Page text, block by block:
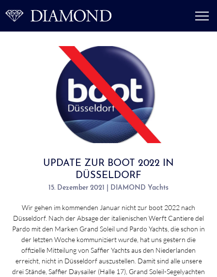
UPDATE ZUR BOOT 2022 IN
DÜSSELDORF
15. Dezember 2021 | DIAMOND Yachts
Wir gehen im kommenden Januar nicht zur boot 2022 nach
Düsseldorf. Nach der Absage der italienischen Werft Cantiere del
Pardo mit den Marken Grand Soleil und Pardo Yachts, die schon in
der letzten Woche kommuniziert wurde, hat uns gestern die
offizielle Mitteilung von Saffier Yachts aus den Niederlanden
erreicht, nicht in Düsseldorf auszustellen. Damit sind alle unsere
drei Stände, Saffier Daysailer (Halle 17), Grand Soleil-Segelyachten